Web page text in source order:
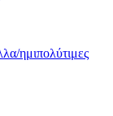
ημιπολύτιμες